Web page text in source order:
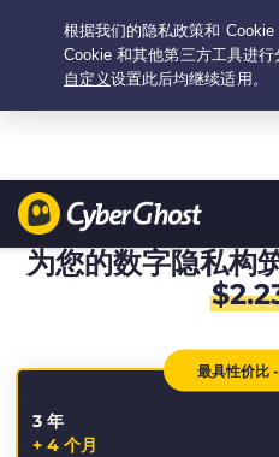
Your choice:The Best Dealfor
/
为您的数字隐私构
$
最具性价比
3 年
+ 4 个月